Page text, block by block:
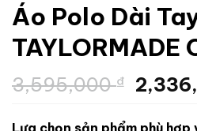
Áo Polo Dài
3,595,000₫
Giá
là:
Lựa chọn sản phẩm phù hợp